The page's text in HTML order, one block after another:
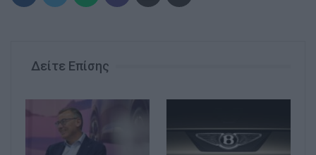
Δείτε Επίσης